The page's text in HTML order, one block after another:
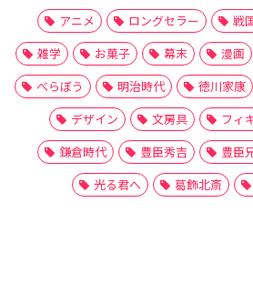
アニメ
ロングセラー 戦
雑学
お菓子 幕末 漫画
べらぼう
明治時代 徳川家康
デザイン
文房具 フィ
鎌倉時代
豊臣秀吉 豊臣
光る君へ
葛飾北斎